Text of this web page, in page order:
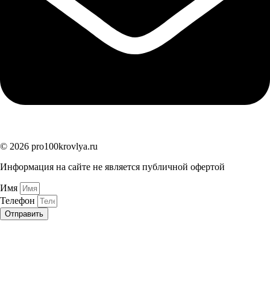
© 2026 pro100krovlya.ru
Информация на сайте не является публичной офертой
Имя
Телефон
Отправить